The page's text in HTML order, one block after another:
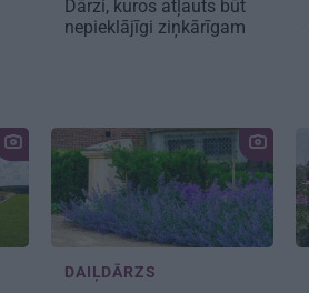
Dārzi, kuros atļauts būt
nepieklājīgi ziņkārīgam
DAIĻDĀRZS